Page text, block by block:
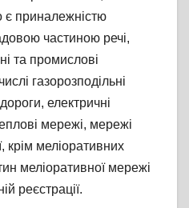
приналежністю
частиною речі,
та промислові
газорозподільні
електричні
мережі, мережі
крім меліоративних
меліоративної мережі
реєстрації.